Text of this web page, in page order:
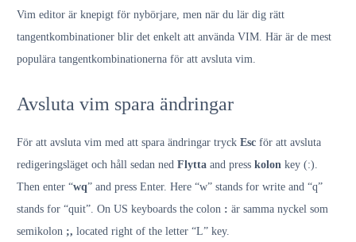
Vim editor är knepigt för nybörjare, men när du lär dig rätt
tangentkombinationer blir det enkelt att använda VIM. Här är de mest
populära tangentkombinationerna för att avsluta vim.
Avsluta vim spara ändringar
För att avsluta vim med att spara ändringar tryck Esc för att avsluta
redigeringsläget och håll sedan ned Flytta and press kolon key (:).
Then enter “wq” and press Enter. Here “w” stands for write and “q”
stands for “quit”. On US keyboards the colon : är samma nyckel som
semikolon ;, located right of the letter “L” key.